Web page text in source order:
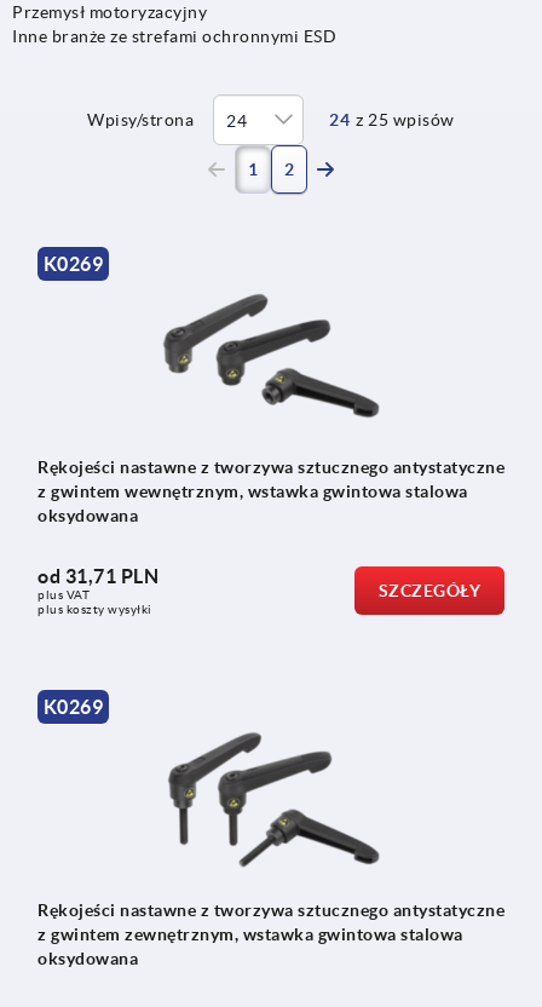
Przemysł motoryzacyjny
Inne branże ze strefami ochronnymi ESD
Wpisy/strona 24 z 25 wpisów
1 (current)
2
K0269
Rękojeści nastawne z tworzywa sztucznego antystatyczne
z gwintem wewnętrznym, wstawka gwintowa stalowa
oksydowana
od 31,71 PLN
plus VAT
plus koszty wysyłki
SZCZEGÓŁY
K0269
Rękojeści nastawne z tworzywa sztucznego antystatyczne
z gwintem zewnętrznym, wstawka gwintowa stalowa
oksydowana